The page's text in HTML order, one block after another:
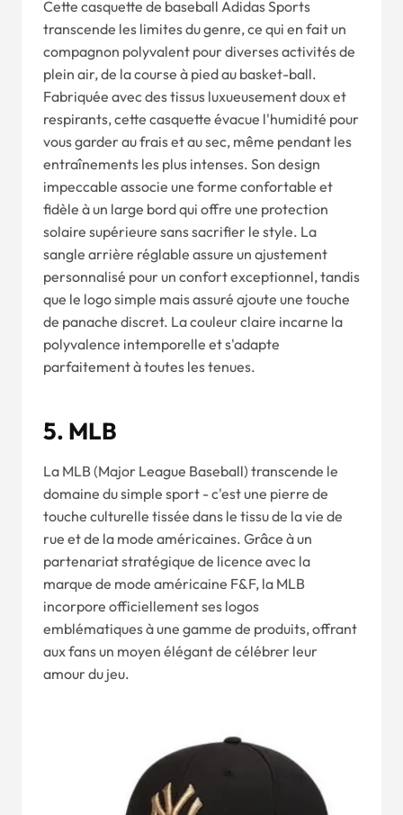
Cette casquette de baseball Adidas Sports
transcende les limites du genre, ce qui en fait un
compagnon polyvalent pour diverses activités de
plein air, de la course à pied au basket-ball.
Fabriquée avec des tissus luxueusement doux et
respirants, cette casquette évacue l'humidité pour
vous garder au frais et au sec, même pendant les
entraînements les plus intenses. Son design
impeccable associe une forme confortable et
fidèle à un large bord qui offre une protection
solaire supérieure sans sacrifier le style. La
sangle arrière réglable assure un ajustement
personnalisé pour un confort exceptionnel, tandis
que le logo simple mais assuré ajoute une touche
de panache discret. La couleur claire incarne la
polyvalence intemporelle et s'adapte
parfaitement à toutes les tenues.
5. MLB
La MLB (Major League Baseball) transcende le
domaine du simple sport - c'est une pierre de
touche culturelle tissée dans le tissu de la vie de
rue et de la mode américaines. Grâce à un
partenariat stratégique de licence avec la
marque de mode américaine F&F, la MLB
incorpore officiellement ses logos
emblématiques à une gamme de produits, offrant
aux fans un moyen élégant de célébrer leur
amour du jeu.